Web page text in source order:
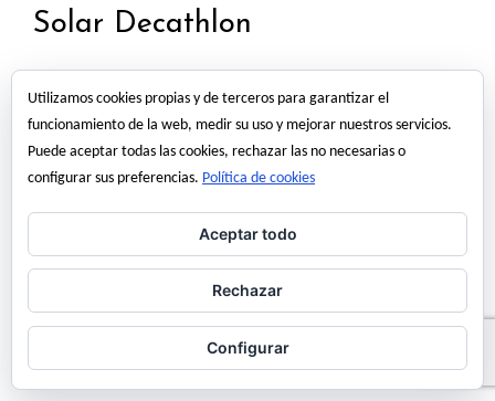
Solar Decathlon
todos los bloggers en torno a un tema común. En su primera edición
está dedicado al medio ambiente, asi que como este es un blog de
Arquitectura además de otras cosas, unimos ambos temas y
hablamos del Solar Decathlon. El SOLAR…
Utilizamos cookies propias y de terceros para garantizar el
funcionamiento de la web, medir su uso y mejorar nuestros servicios.
Puede aceptar todas las cookies, rechazar las no necesarias o
configurar sus preferencias. Política de cookies
Aceptar todo
Rechazar
Configurar